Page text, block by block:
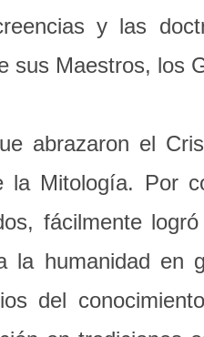
y las
sus Maestros, los
abrazaron el
Mitología. Por
fácilmente
humanidad en
del